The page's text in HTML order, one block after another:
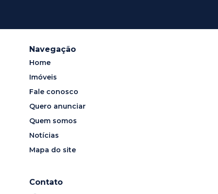
Navegação
Home
Imóveis
Fale conosco
Quero anunciar
Quem somos
Notícias
Mapa do site
Contato